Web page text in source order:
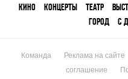
КИНО КОНЦЕРТЫ ТЕАТР
ГОРОД
С
Команда Реклама на сайте
соглашение